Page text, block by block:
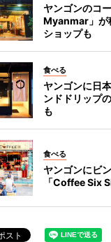
ヤンゴンのコ
Myanmar」が
ショップも
食べる
ヤンゴンに日
ンドドリップ
も
食べる
ヤンゴンにビ
「Coffee Six